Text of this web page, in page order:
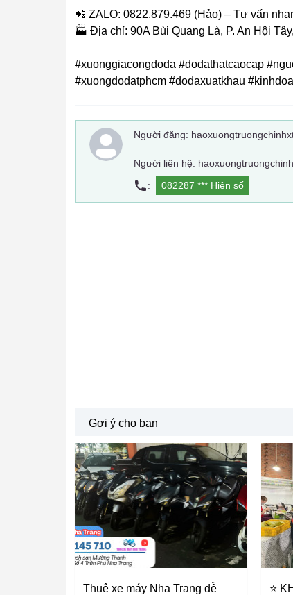
📲 ZALO: 0822.879.469 (Hảo) – Tư vấn
🏭 Địa chỉ: 90A Bùi Quang Là, P. An Hội
#xuonggiacongdoda #dodathatcaocap
#xuongdodatphcm #dodaxuatkhau
Người đăng:
Người liên hệ:
:
082287 *** Hiện số
Gợi ý cho bạn
Thuê xe máy Nha Trang dễ
⭐